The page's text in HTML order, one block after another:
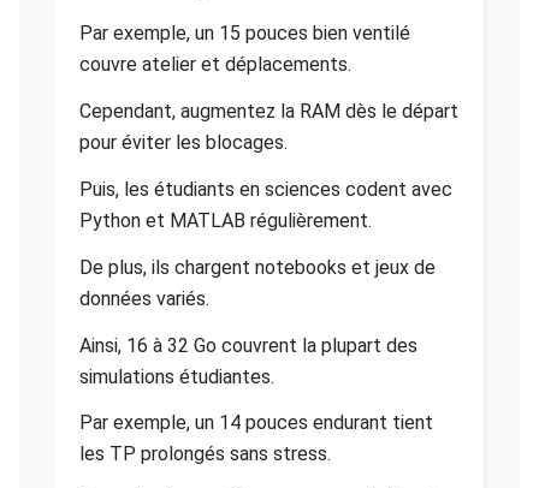
Par exemple, un 15 pouces bien ventilé
couvre atelier et déplacements.
Cependant, augmentez la RAM dès le départ
pour éviter les blocages.
Puis, les étudiants en sciences codent avec
Python et MATLAB régulièrement.
De plus, ils chargent notebooks et jeux de
données variés.
Ainsi, 16 à 32 Go couvrent la plupart des
simulations étudiantes.
Par exemple, un 14 pouces endurant tient
les TP prolongés sans stress.